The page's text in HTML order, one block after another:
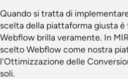
Quando si tratta di
scelta della piattaforma giusta
Webflow brilla veramente. In
scelto Webflow come nostra
l'Ottimizzazione delle
soli.